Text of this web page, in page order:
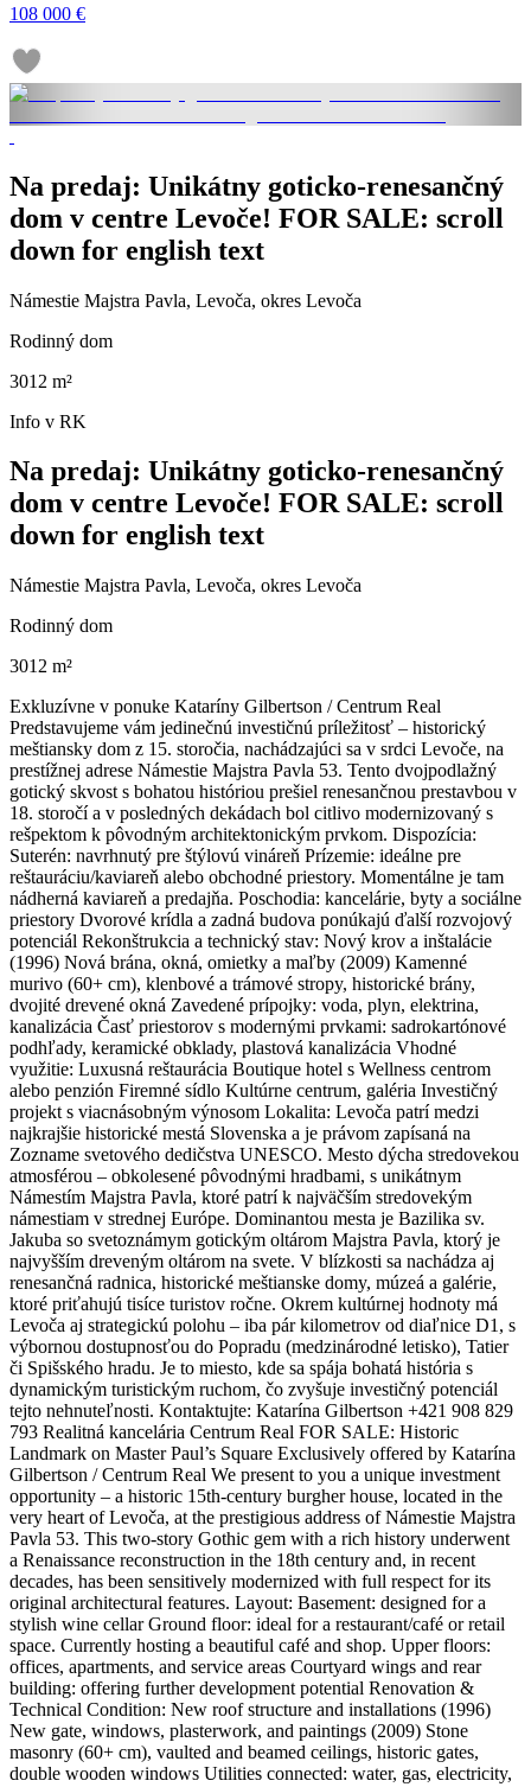
108 000 €
Na predaj: Unikátny goticko-renesančný
dom v centre Levoče! FOR SALE: scroll
down for english text
Námestie Majstra Pavla, Levoča, okres Levoča
Rodinný dom
3012 m²
Info v RK
Na predaj: Unikátny goticko-renesančný
dom v centre Levoče! FOR SALE: scroll
down for english text
Námestie Majstra Pavla, Levoča, okres Levoča
Rodinný dom
3012 m²
Exkluzívne v ponuke Kataríny Gilbertson / Centrum Real
Predstavujeme vám jedinečnú investičnú príležitosť – historický
meštiansky dom z 15. storočia, nachádzajúci sa v srdci Levoče, na
prestížnej adrese Námestie Majstra Pavla 53. Tento dvojpodlažný
gotický skvost s bohatou históriou prešiel renesančnou prestavbou v
18. storočí a v posledných dekádach bol citlivo modernizovaný s
rešpektom k pôvodným architektonickým prvkom. Dispozícia:
Suterén: navrhnutý pre štýlovú vináreň Prízemie: ideálne pre
reštauráciu/kaviareň alebo obchodné priestory. Momentálne je tam
nádherná kaviareň a predajňa. Poschodia: kancelárie, byty a sociálne
priestory Dvorové krídla a zadná budova ponúkajú ďalší rozvojový
potenciál Rekonštrukcia a technický stav: Nový krov a inštalácie
(1996) Nová brána, okná, omietky a maľby (2009) Kamenné
murivo (60+ cm), klenbové a trámové stropy, historické brány,
dvojité drevené okná Zavedené prípojky: voda, plyn, elektrina,
kanalizácia Časť priestorov s modernými prvkami: sadrokartónové
podhľady, keramické obklady, plastová kanalizácia Vhodné
využitie: Luxusná reštaurácia Boutique hotel s Wellness centrom
alebo penzión Firemné sídlo Kultúrne centrum, galéria Investičný
projekt s viacnásobným výnosom Lokalita: Levoča patrí medzi
najkrajšie historické mestá Slovenska a je právom zapísaná na
Zozname svetového dedičstva UNESCO. Mesto dýcha stredovekou
atmosférou – obkolesené pôvodnými hradbami, s unikátnym
Námestím Majstra Pavla, ktoré patrí k najväčším stredovekým
námestiam v strednej Európe. Dominantou mesta je Bazilika sv.
Jakuba so svetoznámym gotickým oltárom Majstra Pavla, ktorý je
najvyšším dreveným oltárom na svete. V blízkosti sa nachádza aj
renesančná radnica, historické meštianske domy, múzeá a galérie,
ktoré priťahujú tisíce turistov ročne. Okrem kultúrnej hodnoty má
Levoča aj strategickú polohu – iba pár kilometrov od diaľnice D1, s
výbornou dostupnosťou do Popradu (medzinárodné letisko), Tatier
či Spišského hradu. Je to miesto, kde sa spája bohatá história s
dynamickým turistickým ruchom, čo zvyšuje investičný potenciál
tejto nehnuteľnosti. Kontaktujte: Katarína Gilbertson +421 908 829
793 Realitná kancelária Centrum Real FOR SALE: Historic
Landmark on Master Paul’s Square Exclusively offered by Katarína
Gilbertson / Centrum Real We present to you a unique investment
opportunity – a historic 15th-century burgher house, located in the
very heart of Levoča, at the prestigious address of Námestie Majstra
Pavla 53. This two-story Gothic gem with a rich history underwent
a Renaissance reconstruction in the 18th century and, in recent
decades, has been sensitively modernized with full respect for its
original architectural features. Layout: Basement: designed for a
stylish wine cellar Ground floor: ideal for a restaurant/café or retail
space. Currently hosting a beautiful café and shop. Upper floors:
offices, apartments, and service areas Courtyard wings and rear
building: offering further development potential Renovation &
Technical Condition: New roof structure and installations (1996)
New gate, windows, plasterwork, and paintings (2009) Stone
masonry (60+ cm), vaulted and beamed ceilings, historic gates,
double wooden windows Utilities connected: water, gas, electricity,